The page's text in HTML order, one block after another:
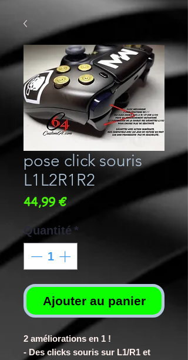
pose click souris
L1L2R1R2
44,99 €Prix
Quantité*
Ajouter au panier
2 améliorations en 1 !
- Des clicks souris sur L1/R1 et